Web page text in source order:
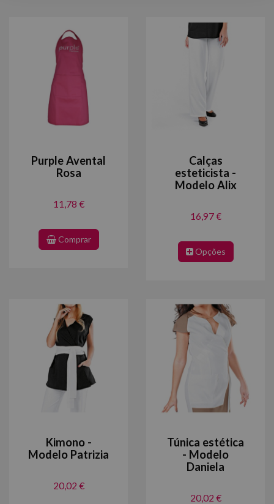
Purple Avental
Rosa
11,78 €
Comprar
Calças
esteticista -
Modelo Alix
16,97 €
Opções
Kimono -
Modelo Patrizia
20,02 €
Túnica estética
- Modelo
Daniela
20,02 €